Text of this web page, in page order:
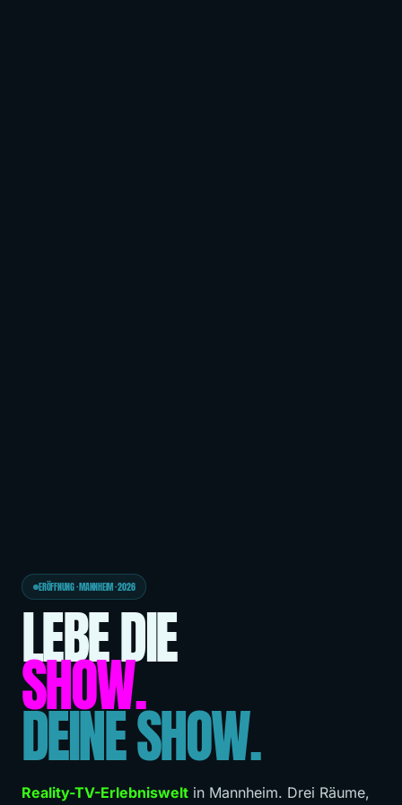
ERÖFFNUNG · MANNHEIM · 2026
LEBE DIE
SHOW.
DEINE SHOW.
Reality-TV-Erlebniswelt in Mannheim. Drei Räume,